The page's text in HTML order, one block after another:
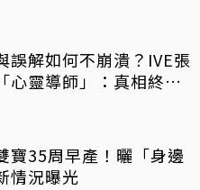
誤解如何不崩潰？IVE張
心靈導師」：真相終會
寶35周早產！曬「身邊
情況曝光